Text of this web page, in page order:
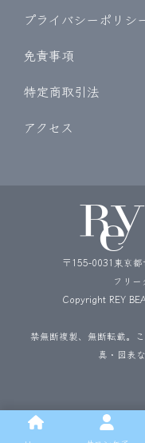
プライバシーポリシ
免責事項
特定商取引法
アクセス
〒155-0031東京
フリー
Copyright REY
禁無断複製、無断転載。
真・図表